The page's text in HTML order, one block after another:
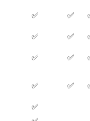
✅ ✅
✅ ✅
✅ ✅
✅ ✅
✅